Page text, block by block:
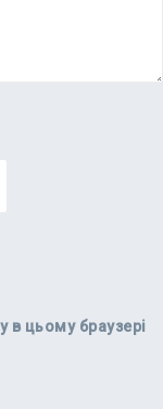
в цьому браузері